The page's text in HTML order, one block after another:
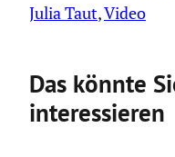
Julia Taut, Video
Das könnte
interessieren